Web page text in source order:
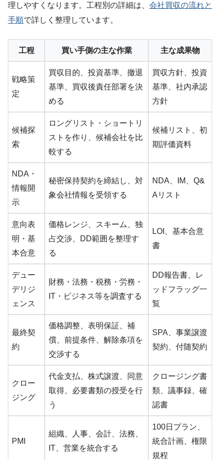
理しやすくなります。工程別の詳細は、 会社買収の流れと
手順で詳しく整理しています。
工程 買い手側の主な作業 主な成果物
戦略策
定
買収目的、投資基準、撤退
基準、買収後責任部署を決
める
買収方針、投資
基準、社内承認
方針
候補探
索
ロングリスト・ショートリ
ストを作り、候補会社を比
較する
候補リスト、初
期評価資料
NDA・
情報開
示
秘密保持契約を締結し、対
象会社情報を受領する
NDA、IM、Q&
Aリスト
意向表
明・基
本合意
価格レンジ、スキーム、独
占交渉、DD範囲を整理す
る
LOI、基本合意
書
デュー
デリジ
ェンス
財務・法務・税務・労務・
IT・ビジネス等を調査する
DD報告書、レ
ッドフラッグ一
覧
最終契
約
価格調整、表明保証、補
償、前提条件、解除条項を
交渉する
SPA、事業譲渡
契約、付随契約
クロー
ジング
代金支払、株式譲渡、同意
取得、必要書類の授受を行
う
クロージング書
類、議事録、確
認書
PMI
組織、人事、会計、法務、
IT、営業を統合する
100日プラン、
統合計画、権限
規程